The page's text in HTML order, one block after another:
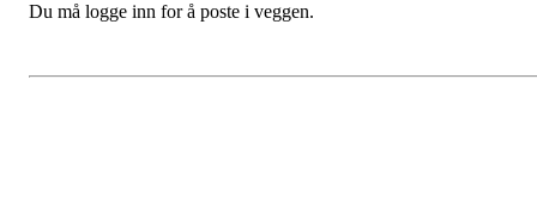
Du må logge inn for å poste i veggen.